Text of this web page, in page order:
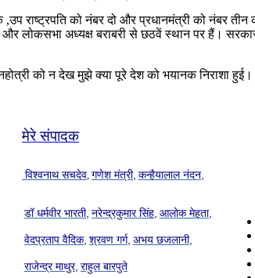
राष्ट्रपति को नंबर दो और प्रधानमंत्री को नंबर
और लोकसभा अध्यक्ष बराबरी से छठवें स्थान पर हैं।
को न देख मुझे क्या पूरे देश को भयानक निराशा हुई।
मेरे संपादक
विश्वनाथ सचदेव गणेश मंत्री, कन्हैयालाल नंदन,
डॉ धर्मवीर भारती, नरेन्द्रकुमार सिंह, आलोक मेहता,
वेदप्रताप वैदिक, श्रवण गर्ग, अभय छजलानी,
राजेन्द्र माथुर, राहुल बारपुते